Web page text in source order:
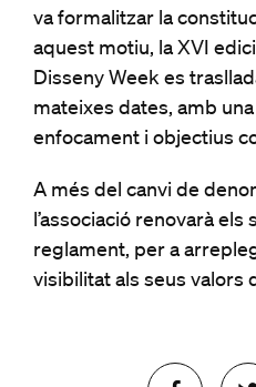
va formalitzar la
aquest motiu, la XVI
Disseny Week es
mateixes dates, amb
enfocament i objectius
A més del canvi de
l’associació renovarà els
reglament, per a
visibilitat als seus valors